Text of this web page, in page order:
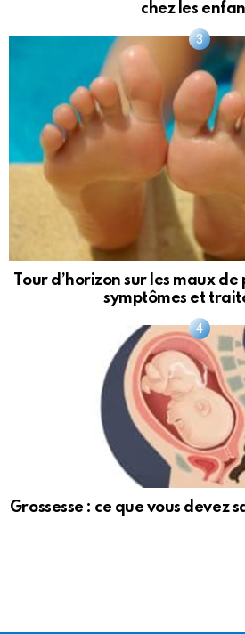
chez les
Tour d’horizon sur les maux de
symptômes et
Grossesse : ce que vous devez